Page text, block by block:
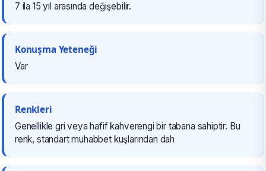
7 ila 15 yıl arasında değişebilir.
Konuşma Yeteneği
Var
Renkleri
Genellikle gri veya hafif kahverengi bir tabana sahiptir. Bu
renk, standart muhabbet kuşlarından dah